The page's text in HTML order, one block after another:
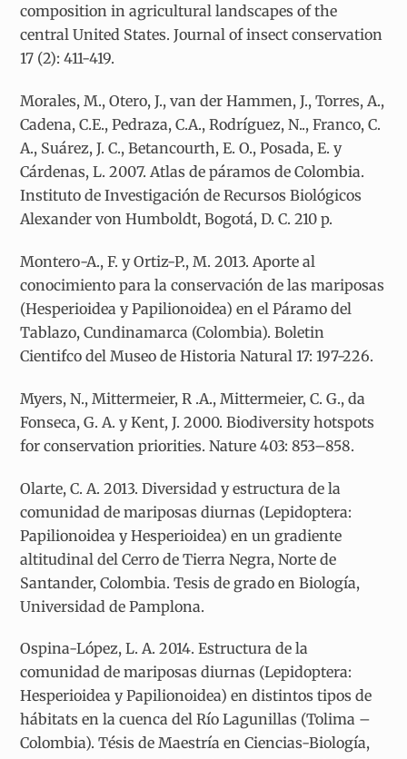
composition in agricultural landscapes of the
central United States. Journal of insect conservation
17 (2): 411-419.
Morales, M., Otero, J., van der Hammen, J., Torres, A.,
Cadena, C.E., Pedraza, C.A., Rodríguez, N.., Franco, C.
A., Suárez, J. C., Betancourth, E. O., Posada, E. y
Cárdenas, L. 2007. Atlas de páramos de Colombia.
Instituto de Investigación de Recursos Biológicos
Alexander von Humboldt, Bogotá, D. C. 210 p.
Montero-A., F. y Ortiz-P., M. 2013. Aporte al
conocimiento para la conservación de las mariposas
(Hesperioidea y Papilionoidea) en el Páramo del
Tablazo, Cundinamarca (Colombia). Boletin
Cientifco del Museo de Historia Natural 17: 197-226.
Myers, N., Mittermeier, R .A., Mittermeier, C. G., da
Fonseca, G. A. y Kent, J. 2000. Biodiversity hotspots
for conservation priorities. Nature 403: 853–858.
Olarte, C. A. 2013. Diversidad y estructura de la
comunidad de mariposas diurnas (Lepidoptera:
Papilionoidea y Hesperioidea) en un gradiente
altitudinal del Cerro de Tierra Negra, Norte de
Santander, Colombia. Tesis de grado en Biología,
Universidad de Pamplona.
Ospina-López, L. A. 2014. Estructura de la
comunidad de mariposas diurnas (Lepidoptera:
Hesperioidea y Papilionoidea) en distintos tipos de
hábitats en la cuenca del Río Lagunillas (Tolima –
Colombia). Tésis de Maestría en Ciencias-Biología,